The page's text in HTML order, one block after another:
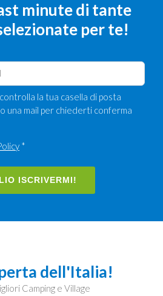
minute di tante
per te!
la tua casella di posta
una mail per chiederti conferma
*
ISCRIVERMI!
dell'Italia!
Camping e Village